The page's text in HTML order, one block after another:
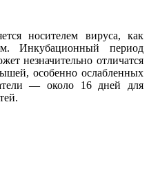
носителем вируса, как
Инкубационный период
незначительно отличатся
особенно ослабленных
— около 16 дней для